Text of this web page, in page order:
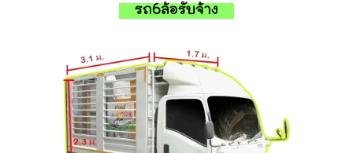
รถ6ล้อรับจ้าง